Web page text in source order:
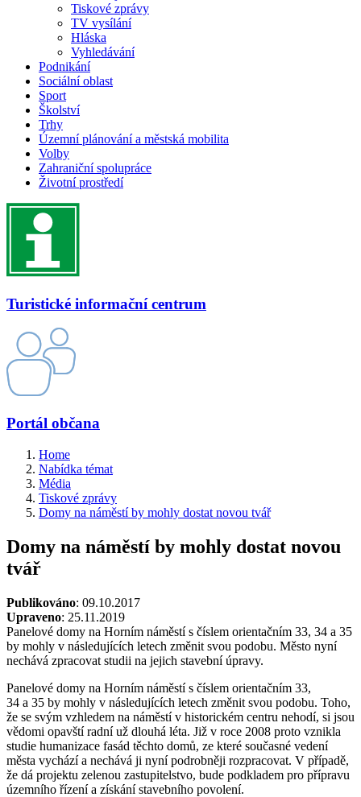
Tiskové zprávy
TV vysílání
Hláska
Vyhledávání
Podnikání
Sociální oblast
Sport
Školství
Trhy
Územní plánování a městská mobilita
Volby
Zahraniční spolupráce
Životní prostředí
Turistické informační centrum
Portál občana
Home
Nabídka témat
Média
Tiskové zprávy
Domy na náměstí by mohly dostat novou tvář
Domy na náměstí by mohly dostat novou
tvář
Publikováno: 09.10.2017
Upraveno: 25.11.2019
Panelové domy na Horním náměstí s číslem orientačním 33, 34 a 35
by mohly v následujících letech změnit svou podobu. Město nyní
nechává zpracovat studii na jejich stavební úpravy.
Panelové domy na Horním náměstí s číslem orientačním 33,
34 a 35 by mohly v následujících letech změnit svou podobu. Toho,
že se svým vzhledem na náměstí v historickém centru nehodí, si jsou
vědomi opavští radní už dlouhá léta. Již v roce 2008 proto vznikla
studie humanizace fasád těchto domů, ze které současné vedení
města vychází a nechává ji nyní podrobněji rozpracovat. V případě,
že dá projektu zelenou zastupitelstvo, bude podkladem pro přípravu
územního řízení a získání stavebního povolení.